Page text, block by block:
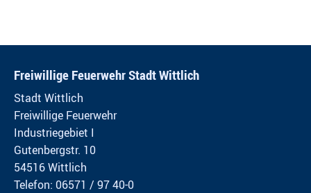
Freiwillige Feuerwehr Stadt Wittlich
Stadt Wittlich
Freiwillige Feuerwehr
Industriegebiet I
Gutenbergstr. 10
54516 Wittlich
Telefon: 06571 / 97 40-0